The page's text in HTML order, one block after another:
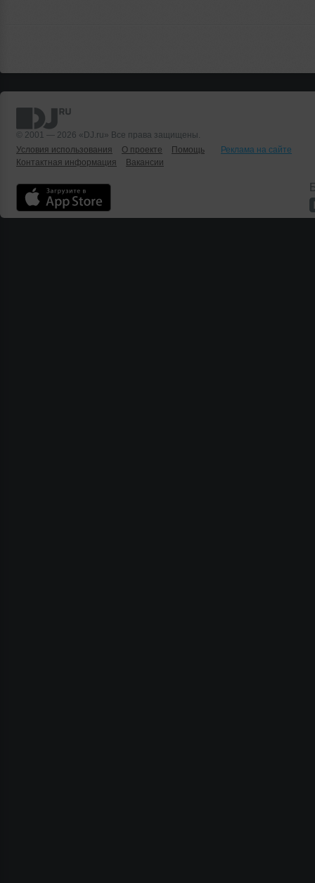
© 2001 — 2026 «DJ.ru» Все права защищены.
Условия использования
О проекте Помощь
Реклама на сайте
Контактная информация
Вакансии